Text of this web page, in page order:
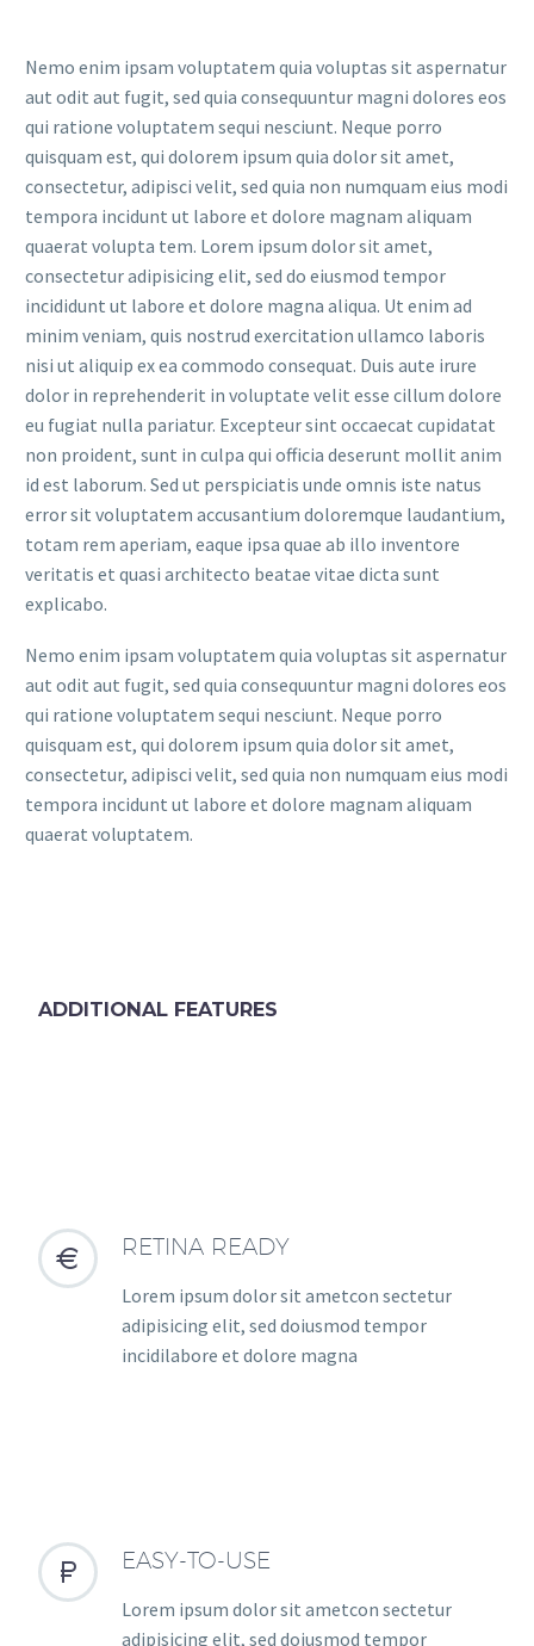
Nemo enim ipsam voluptatem quia voluptas sit aspernatur
aut odit aut fugit, sed quia consequuntur magni dolores eos
qui ratione voluptatem sequi nesciunt. Neque porro
quisquam est, qui dolorem ipsum quia dolor sit amet,
consectetur, adipisci velit, sed quia non numquam eius modi
tempora incidunt ut labore et dolore magnam aliquam
quaerat volupta tem. Lorem ipsum dolor sit amet,
consectetur adipisicing elit, sed do eiusmod tempor
incididunt ut labore et dolore magna aliqua. Ut enim ad
minim veniam, quis nostrud exercitation ullamco laboris
nisi ut aliquip ex ea commodo consequat. Duis aute irure
dolor in reprehenderit in voluptate velit esse cillum dolore
eu fugiat nulla pariatur. Excepteur sint occaecat cupidatat
non proident, sunt in culpa qui officia deserunt mollit anim
id est laborum. Sed ut perspiciatis unde omnis iste natus
error sit voluptatem accusantium doloremque laudantium,
totam rem aperiam, eaque ipsa quae ab illo inventore
veritatis et quasi architecto beatae vitae dicta sunt
explicabo.
Nemo enim ipsam voluptatem quia voluptas sit aspernatur
aut odit aut fugit, sed quia consequuntur magni dolores eos
qui ratione voluptatem sequi nesciunt. Neque porro
quisquam est, qui dolorem ipsum quia dolor sit amet,
consectetur, adipisci velit, sed quia non numquam eius modi
tempora incidunt ut labore et dolore magnam aliquam
quaerat voluptatem.
ADDITIONAL FEATURES

 RETINA READY
Lorem ipsum dolor sit ametcon sectetur
adipisicing elit, sed doiusmod tempor
incidilabore et dolore magna

 EASY-TO-USE
Lorem ipsum dolor sit ametcon sectetur
adipisicing elit, sed doiusmod tempor